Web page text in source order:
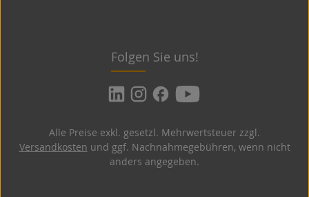
Folgen Sie uns!
Alle Preise exkl. gesetzl. Mehrwertsteuer zzgl.
Versandkosten und ggf. Nachnahmegebühren, wenn nicht
anders angegeben.